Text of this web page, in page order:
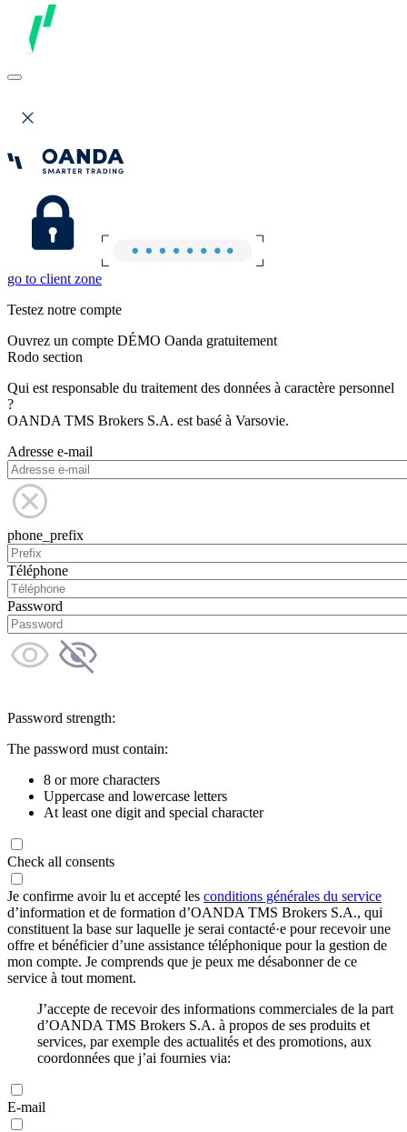
go to client zone
Testez notre compte
Ouvrez un compte DÉMO Oanda gratuitement
Rodo section
Qui est responsable du traitement des données à caractère personnel
?
OANDA TMS Brokers S.A. est basé à Varsovie.
Adresse e-mail
phone_prefix
Téléphone
Password
Password strength:
The password must contain:
8 or more characters
Uppercase and lowercase letters
At least one digit and special character
Check all consents
Je confirme avoir lu et accepté les conditions générales du service
d’information et de formation d’OANDA TMS Brokers S.A., qui
constituent la base sur laquelle je serai contacté·e pour recevoir une
offre et bénéficier d’une assistance téléphonique pour la gestion de
mon compte. Je comprends que je peux me désabonner de ce
service à tout moment.
J’accepte de recevoir des informations commerciales de la part
d’OANDA TMS Brokers S.A. à propos de ses produits et
services, par exemple des actualités et des promotions, aux
coordonnées que j’ai fournies via:
E-mail